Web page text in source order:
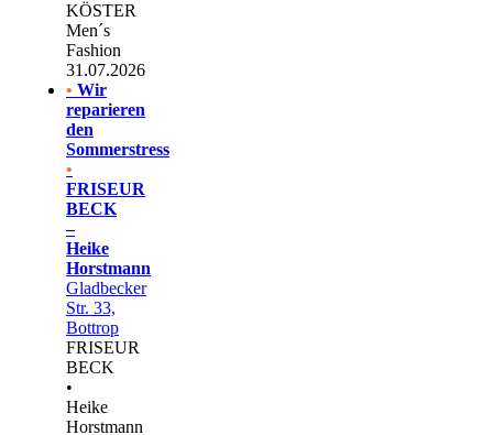
KÖSTER
Men´s
Fashion
31.07.2026
• Wir
reparieren
den
Sommerstress
•
FRISEUR
BECK
–
Heike
Horstmann
Gladbecker
Str. 33,
Bottrop
FRISEUR
BECK
•
Heike
Horstmann